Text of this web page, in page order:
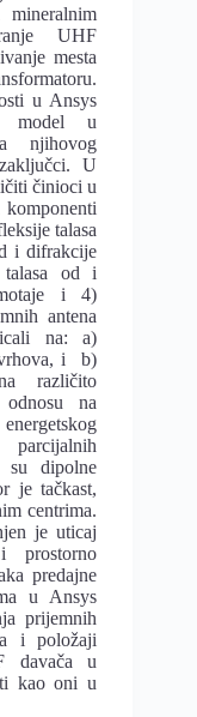
mineralnim
UHF
mesta
u Ansys
model u
njihovog
U
činioci u
talasa
i difrakcije
talasa od i
i 4)
antena
na: a)
i b)
različito
na
su dipolne
je tačkast,
centrima.
je uticaj
prostorno
predajne
u Ansys
prijemnih
i položaji
davača u
kao oni u